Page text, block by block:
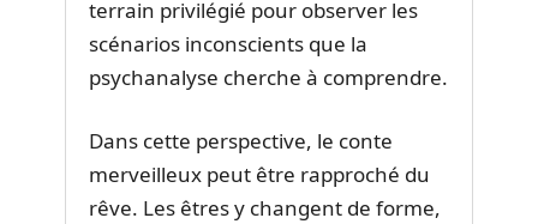
terrain privilégié pour observer les
scénarios inconscients que la
psychanalyse cherche à comprendre.
Dans cette perspective, le conte
merveilleux peut être rapproché du
rêve. Les êtres y changent de forme,